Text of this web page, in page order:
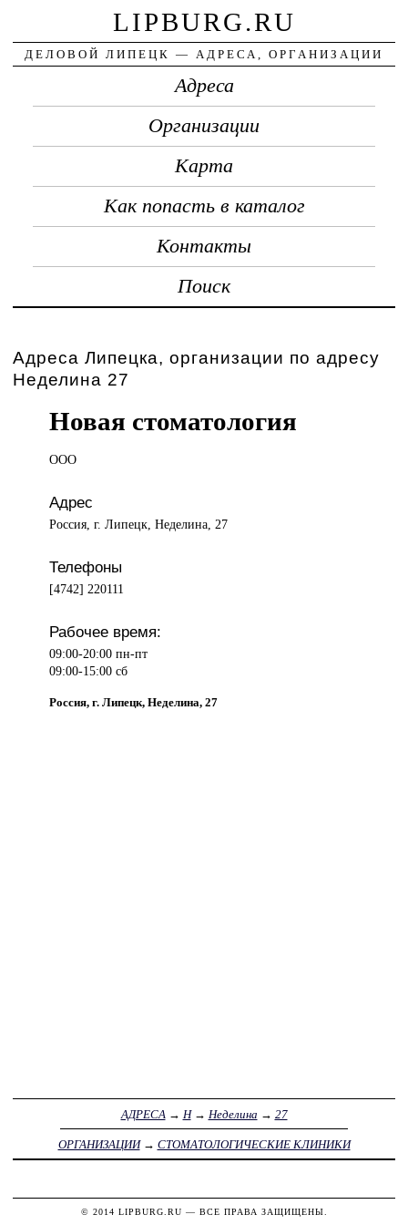
LIPBURG.RU
ДЕЛОВОЙ ЛИПЕЦК — АДРЕСА, ОРГАНИЗАЦИИ
Адреса
Организации
Карта
Как попасть в каталог
Контакты
Поиск
Адреса Липецка, организации по адресу
Неделина 27
Новая стоматология
ООО
Адрес
Россия, г. Липецк, Неделина, 27
Телефоны
[4742] 220111
Рабочее время:
09:00-20:00 пн-пт
09:00-15:00 сб
Россия, г. Липецк, Неделина, 27
АДРЕСА → Н→ Неделина → 27
ОРГАНИЗАЦИИ→ СТОМАТОЛОГИЧЕСКИЕ КЛИНИКИ
© 2014 LIPBURG.RU — ВСЕ ПРАВА ЗАЩИЩЕНЫ.